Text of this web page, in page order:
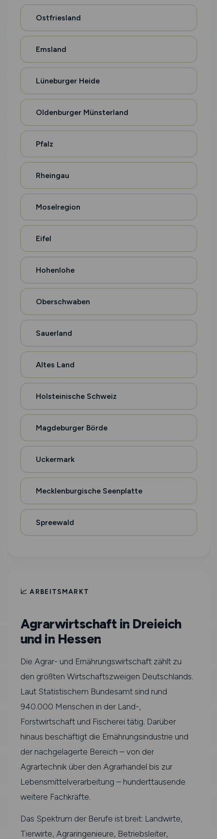
Ostfriesland
Emsland
Lüneburger Heide
Oldenburger Münsterland
Pfalz
Rheingau
Moselregion
Eifel
Hohenlohe
Oberschwaben
Sauerland
Altes Land
Holsteinische Schweiz
Magdeburger Börde
Uckermark
Mecklenburgische Seenplatte
Spreewald
📈 ARBEITSMARKT
Agrarwirtschaft in Dreieich
und in Hessen
Die Agrar- und Ernährungswirtschaft zählt zu
den größten Wirtschaftszweigen Deutschlands.
Laut Statistischem Bundesamt sind rund
940.000 Menschen in der Land-,
Forstwirtschaft und Fischerei tätig. Darüber
hinaus beschäftigt die Ernährungsindustrie und
der nachgelagerte Bereich – von der
Agrartechnik über den Agrarhandel bis zur
Lebensmittelverarbeitung – hunderttausende
weitere Fachkräfte.
Das Spektrum der Berufe ist breit: Landwirte,
Tierwirte, Agraringenieure, Betriebsleiter,